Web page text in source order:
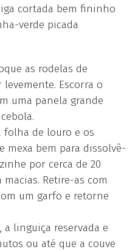
cortada bem fininho
verde picada
as rodelas de
Escorra o
uma panela grande
folha de louro e os
mexa bem para dissolvê-
por cerca de 20
Retire-as com
um garfo e retorne
a linguiça reservada e
ou até que a couve